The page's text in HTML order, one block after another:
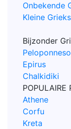
Onbekende
Kleine
Bijzonder
Epirus
Chalkidiki
POPULAIRE
Athene
Corfu
Kreta